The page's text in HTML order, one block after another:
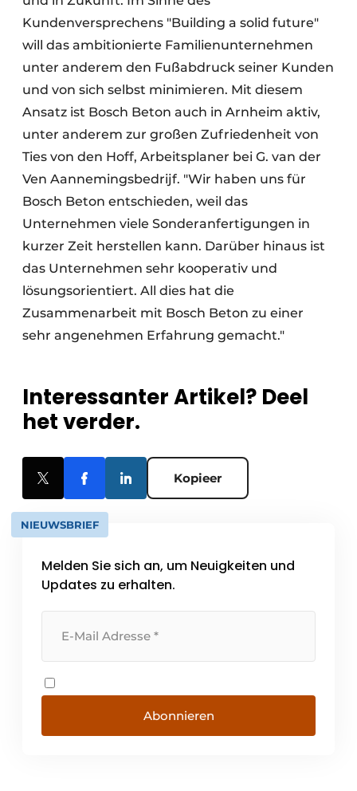
Kundenversprechens "Building a solid future"
will das ambitionierte Familienunternehmen
unter anderem den Fußabdruck seiner Kunden
und von sich selbst minimieren. Mit diesem
Ansatz ist Bosch Beton auch in Arnheim aktiv,
unter anderem zur großen Zufriedenheit von
Ties von den Hoff, Arbeitsplaner bei G. van der
Ven Aannemingsbedrijf. "Wir haben uns für
Bosch Beton entschieden, weil das
Unternehmen viele Sonderanfertigungen in
kurzer Zeit herstellen kann. Darüber hinaus ist
das Unternehmen sehr kooperativ und
lösungsorientiert. All dies hat die
Zusammenarbeit mit Bosch Beton zu einer
sehr angenehmen Erfahrung gemacht."
Interessanter Artikel? Deel
het verder.
Kopieer
NIEUWSBRIEF
Melden Sie sich an, um Neuigkeiten und
Updates zu erhalten.
Abonnieren